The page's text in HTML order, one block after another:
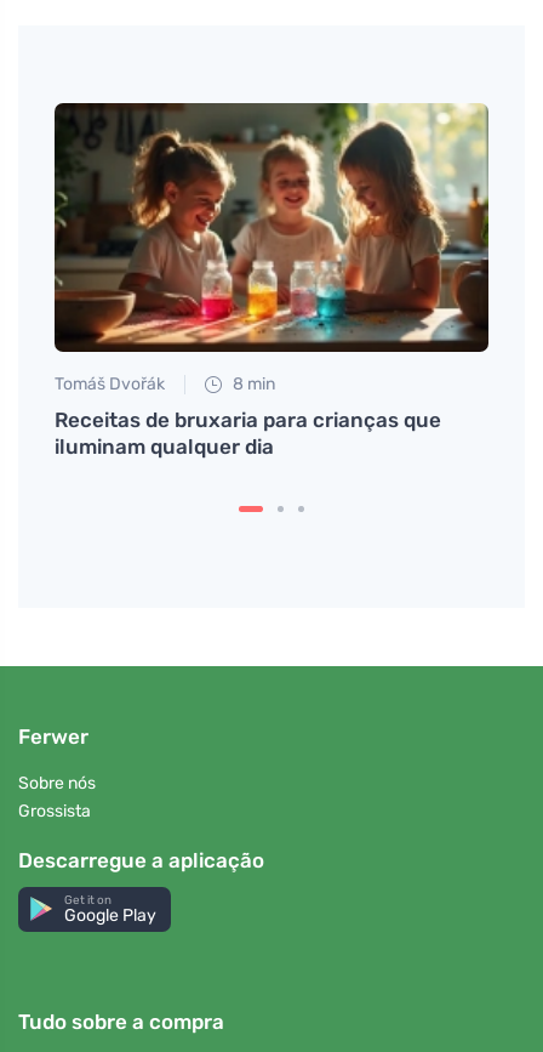
Tomáš Dvořák 8 min
Receitas de bruxaria para crianças que
iluminam qualquer dia
Ferwer
Sobre nós
Grossista
Descarregue a aplicação
Get it on
Google Play
Tudo sobre a compra